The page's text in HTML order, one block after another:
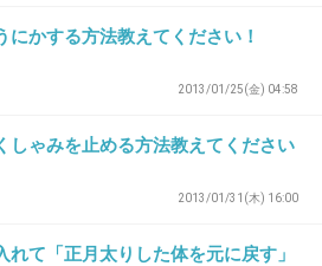
(*´∇｀*)
+3 -3
れています。
にかする方法教えてください！
2013/01/25(金) 04:58
しゃみを止める方法教えてください
2013/01/31(木) 16:00
れて「正月太りした体を元に戻す」